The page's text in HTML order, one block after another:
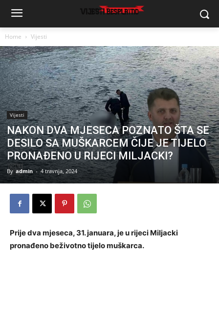
Home Vijesti
Vijesti
NAKON DVA MJESECA POZNATO ŠTA SE
DESILO SA MUŠKARCEM ČIJE JE TIJELO
PRONAĐENO U RIJECI MILJACKI?
By admin - 4 travnja, 2024
Prije dva mjeseca, 31. januara, je u rijeci Miljacki
pronađeno beživotno tijelo muškarca.